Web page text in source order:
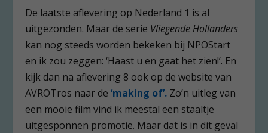
De laatste aflevering op Nederland 1 is al
uitgezonden. Maar de serie Vliegende Hollanders
kan nog steeds worden bekeken bij NPOStart
en ik zou zeggen: ‘Haast u en gaat het zien!’. En
kijk dan na aflevering 8 ook op de website van
AVROTros naar de‘making of’. Zo’n uitleg van
een mooie film vind ik meestal een staaltje
uitgesponnen promotie. Maar dat is in dit geval